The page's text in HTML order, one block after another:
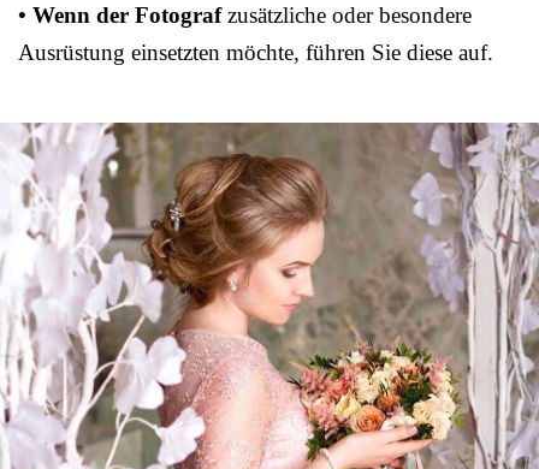
• Wenn der Fotografzusätzliche oder besondere
Ausrüstung einsetzten möchte, führen Sie diese auf.